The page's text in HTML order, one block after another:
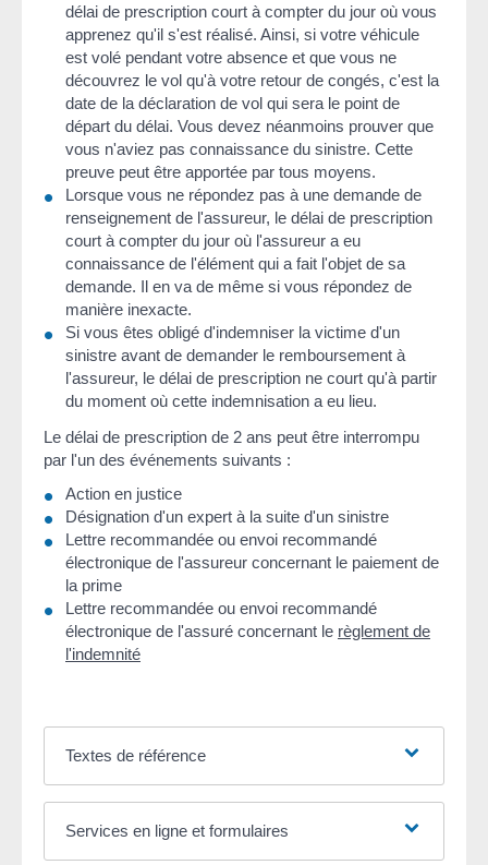
délai de prescription court à compter du jour où vous
apprenez qu'il s'est réalisé. Ainsi, si votre véhicule
est volé pendant votre absence et que vous ne
découvrez le vol qu'à votre retour de congés, c'est la
date de la déclaration de vol qui sera le point de
départ du délai. Vous devez néanmoins prouver que
vous n'aviez pas connaissance du sinistre. Cette
preuve peut être apportée par tous moyens.
Lorsque vous ne répondez pas à une demande de
renseignement de l'assureur, le délai de prescription
court à compter du jour où l'assureur a eu
connaissance de l'élément qui a fait l'objet de sa
demande. Il en va de même si vous répondez de
manière inexacte.
Si vous êtes obligé d'indemniser la victime d'un
sinistre avant de demander le remboursement à
l'assureur, le délai de prescription ne court qu'à partir
du moment où cette indemnisation a eu lieu.
Le délai de prescription de 2 ans peut être interrompu
par l'un des événements suivants :
Action en justice
Désignation d'un expert à la suite d'un sinistre
Lettre recommandée ou envoi recommandé
électronique de l'assureur concernant le paiement de
la prime
Lettre recommandée ou envoi recommandé
électronique de l'assuré concernant le règlement de
l'indemnité
Textes de référence
Services en ligne et formulaires